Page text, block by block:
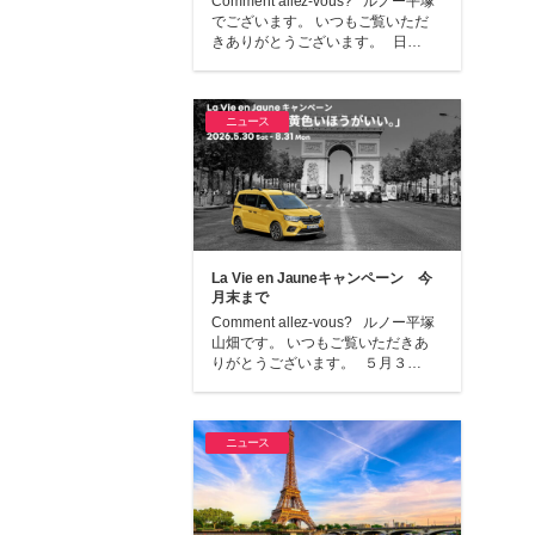
でございます。 いつもご覧いただ
きありがとうございます。 日…
ニュース
La Vie en Jauneキャンペーン 今
月末まで
Comment allez-vous? ルノー平塚
山畑です。 いつもご覧いただきあ
りがとうございます。 ５月３…
ニュース